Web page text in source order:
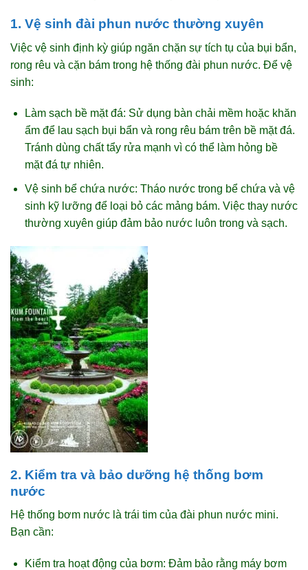
1. Vệ sinh đài phun nước thường xuyên
Việc vệ sinh định kỳ giúp ngăn chặn sự tích tụ của bụi bẩn,
rong rêu và cặn bám trong hệ thống đài phun nước. Để vệ
sinh:
Làm sạch bề mặt đá: Sử dụng bàn chải mềm hoặc khăn
ẩm để lau sạch bụi bẩn và rong rêu bám trên bề mặt đá.
Tránh dùng chất tẩy rửa mạnh vì có thể làm hỏng bề
mặt đá tự nhiên.
Vệ sinh bể chứa nước: Tháo nước trong bể chứa và vệ
sinh kỹ lưỡng để loại bỏ các mảng bám. Việc thay nước
thường xuyên giúp đảm bảo nước luôn trong và sạch.
2. Kiểm tra và bảo dưỡng hệ thống bơm
nước
Hệ thống bơm nước là trái tim của đài phun nước mini.
Bạn cần:
Kiểm tra hoạt động của bơm: Đảm bảo rằng máy bơm